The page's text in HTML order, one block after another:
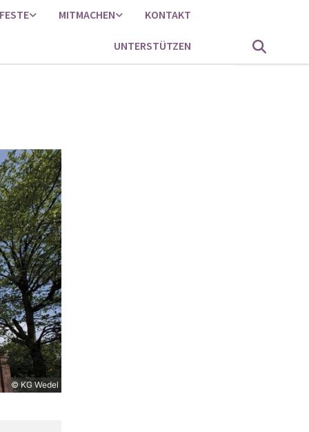
MITMACHEN KONTAKT
UNTERSTÜTZEN
© KG Wedel